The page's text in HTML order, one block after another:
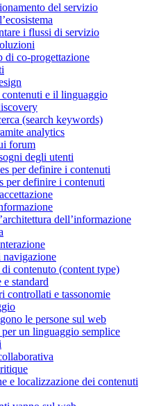
del servizio
i flussi di servizio
di co-progettazione
e il linguaggio
(search keywords)
analytics
forum
degli utenti
per definire i contenuti
per definire i contenuti
dell’informazione
navigazione
contenuto (content type)
standard
controllati e tassonomie
le persone sul web
un linguaggio semplice
e localizzazione dei contenuti